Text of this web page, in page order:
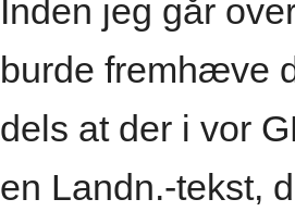
Inden jeg går
burde fremhæve
dels at der i vor
en Landn.-tekst,